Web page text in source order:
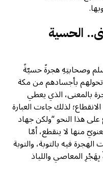
الحسية
وصحابتِهِ هجرةً حسيّةً
بأجسادهم من مكة
بالمعنى، الذي يعطي
لذلك جاءت العبارة
على هذا النحو “ولكن جهاد
منها لا ينقطع، أمّا
فيه بالتوبة، والتوبة
المعاصي واللياذ